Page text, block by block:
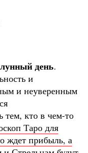
день.
и
и неуверенным
тем, кто в чем-то
Таро для
ждет прибыль, а